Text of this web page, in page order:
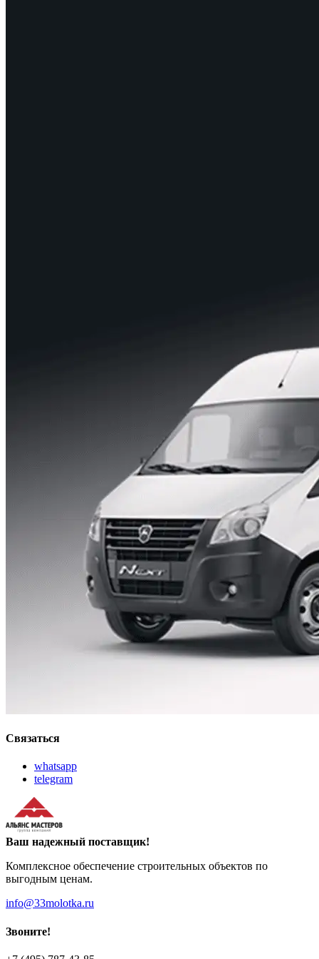
Связаться
whatsapp
telegram
Ваш надежный поставщик!
Комплексное обеспечение строительных объектов по
выгодным ценам.
info@33molotka.ru
Звоните!